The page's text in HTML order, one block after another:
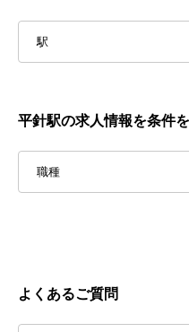
駅
平針駅の求人情報を条件
職種
よくあるご質問